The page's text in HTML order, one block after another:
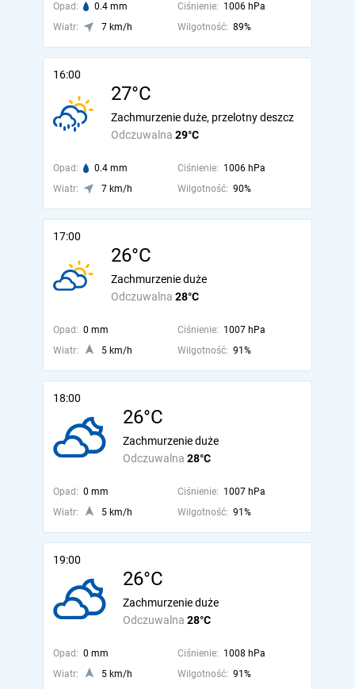
Opad: 0.4 mm Ciśnienie: 1006 hPa
Wiatr:
7 km/h Wilgotność: 89%
16:00
27°C
Odczuwalna 29°C
Zachmurzenie duże, przelotny deszcz
Opad: 0.4 mm Ciśnienie: 1006 hPa
Wiatr:
7 km/h Wilgotność: 90%
17:00
26°C
Odczuwalna 28°C
Zachmurzenie duże
Opad: 0 mm Ciśnienie: 1007 hPa
Wiatr:
5 km/h Wilgotność: 91%
18:00
26°C
Odczuwalna 28°C
Zachmurzenie duże
Opad: 0 mm Ciśnienie: 1007 hPa
Wiatr:
5 km/h Wilgotność: 91%
19:00
26°C
Odczuwalna 28°C
Zachmurzenie duże
Opad: 0 mm Ciśnienie: 1008 hPa
Wiatr:
5 km/h Wilgotność: 91%